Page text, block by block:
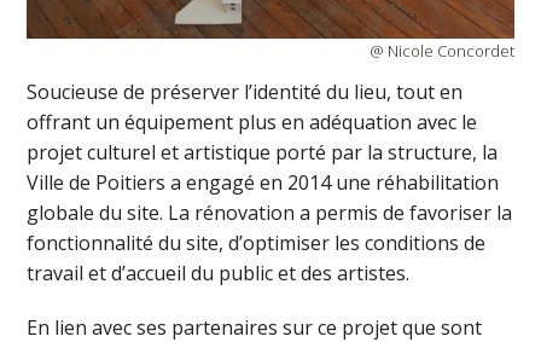
@ Nicole Concordet
Soucieuse de préserver l’identité du lieu, tout en
offrant un équipement plus en adéquation avec le
projet culturel et artistique porté par la structure, la
Ville de Poitiers a engagé en 2014 une réhabilitation
globale du site. La rénovation a permis de favoriser la
fonctionnalité du site, d’optimiser les conditions de
travail et d’accueil du public et des artistes.
En lien avec ses partenaires sur ce projet que sont